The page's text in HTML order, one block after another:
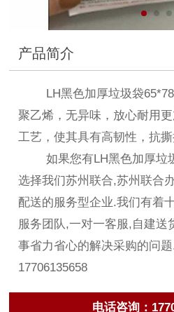
产品简介
LH黑色加厚垃圾袋
聚乙烯，无异味，放心耐用
工艺，使其具有高韧性，抗撕
如果您有LH黑色加厚垃
选择我们苏州联合,苏州联合
配送的服务型企业.我们有着
服务团队,一对一客服,自建送
事省力省心的解决采购的问题
17706135658
电话咨询：